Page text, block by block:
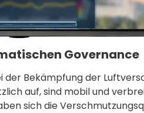
Governance
Bekämpfung der
auf, sind mobil und
sich die